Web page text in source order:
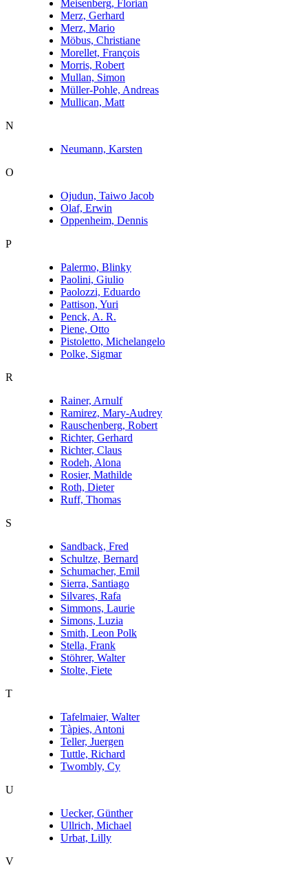
Meisenberg, Florian
Merz, Gerhard
Merz, Mario
Möbus, Christiane
Morellet, François
Morris, Robert
Mullan, Simon
Müller-Pohle, Andreas
Mullican, Matt
N
Neumann, Karsten
O
Ojudun, Taiwo Jacob
Olaf, Erwin
Oppenheim, Dennis
P
Palermo, Blinky
Paolini, Giulio
Paolozzi, Eduardo
Pattison, Yuri
Penck, A. R.
Piene, Otto
Pistoletto, Michelangelo
Polke, Sigmar
R
Rainer, Arnulf
Ramirez, Mary-Audrey
Rauschenberg, Robert
Richter, Gerhard
Richter, Claus
Rodeh, Alona
Rosier, Mathilde
Roth, Dieter
Ruff, Thomas
S
Sandback, Fred
Schultze, Bernard
Schumacher, Emil
Sierra, Santiago
Silvares, Rafa
Simmons, Laurie
Simons, Luzia
Smith, Leon Polk
Stella, Frank
Stöhrer, Walter
Stolte, Fiete
T
Tafelmaier, Walter
Tàpies, Antoni
Teller, Juergen
Tuttle, Richard
Twombly, Cy
U
Uecker, Günther
Ullrich, Michael
Urbat, Lilly
V